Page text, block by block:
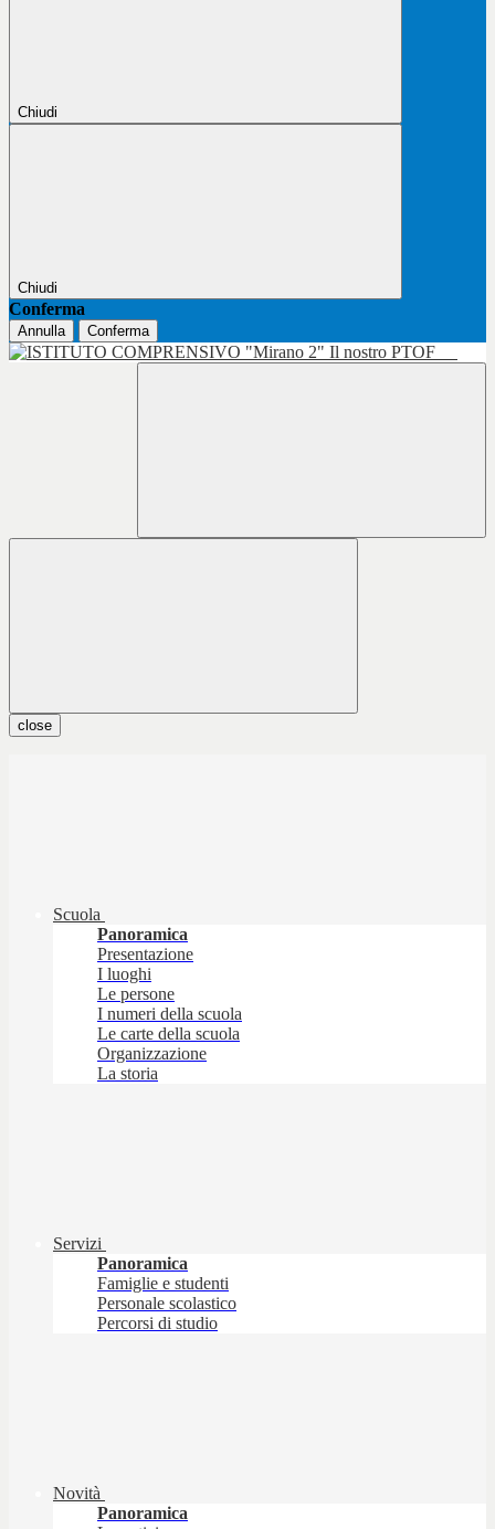
Chiudi
Chiudi
Conferma
Annulla Conferma
Il nostro PTOF
close
Scuola
Panoramica
Presentazione
I luoghi
Le persone
I numeri della scuola
Le carte della scuola
Organizzazione
La storia
Servizi
Panoramica
Famiglie e studenti
Personale scolastico
Percorsi di studio
Novità
Panoramica